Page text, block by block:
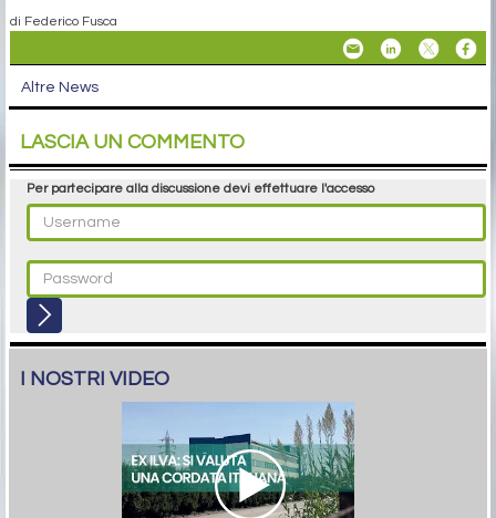
di Federico Fusca
Altre News
LASCIA UN COMMENTO
Per partecipare alla discussione devi effettuare l'accesso
I NOSTRI VIDEO